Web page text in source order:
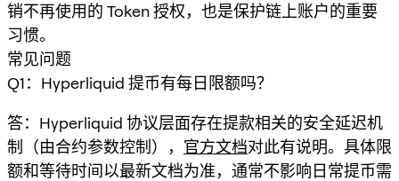
销不再使用的 Token 授权，也是保护链上账户的重要
习惯。
常见问题
Q1：Hyperliquid 提币有每日限额吗？
答：Hyperliquid 协议层面存在提款相关的安全延迟机
制（由合约参数控制）， 官方文档对此有说明。具体限
额和等待时间以最新文档为准，通常不影响日常提币需